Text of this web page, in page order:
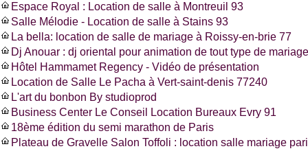
Espace Royal : Location de salle à Montreuil 93
Salle Mélodie - Location de salle à Stains 93
La bella: location de salle de mariage à Roissy-en-brie 77
Dj Anouar : dj oriental pour animation de tout type de mariage
Hôtel Hammamet Regency - Vidéo de présentation
Location de Salle Le Pacha à Vert-saint-denis 77240
L'art du bonbon By studioprod
Business Center Le Conseil Location Bureaux Evry 91
18ème édition du semi marathon de Paris
Plateau de Gravelle Salon Toffoli : location salle mariage